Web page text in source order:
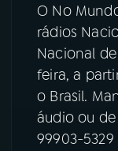
ACOMPANHE A
Instagram
TikTok
O No
rádios
Nacional
feira, a
o Brasil.
áudio ou
99903-